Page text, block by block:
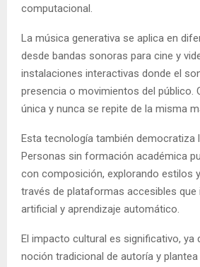
computacional.
La música generativa se aplica en
desde bandas sonoras para cine y
instalaciones interactivas donde el
presencia o movimientos del público.
única y nunca se repite de la misma
Esta tecnología también democratiza
Personas sin formación académica
con composición, explorando estilos
través de plataformas accesibles que
artificial y aprendizaje automático.
El impacto cultural es significativo, ya
noción tradicional de autoría y